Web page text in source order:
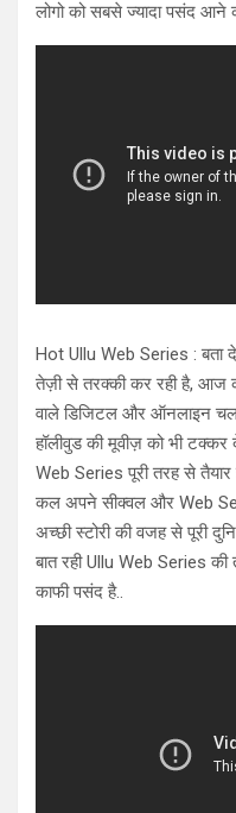
लोगो को सबसे ज्यादा पसंद आने
Hot Ullu Web Series :
तेज़ी से तरक्की कर रही है,
वाले डिजिटल और ऑनलाइन चल
हॉलीवुड की मूवीज़ को भी
Web Series पूरी तरह से
कल अपने सीक्वल और Web
अच्छी स्टोरी की वजह से पूरी
बात रही Ullu Web Series
काफी पसंद है..